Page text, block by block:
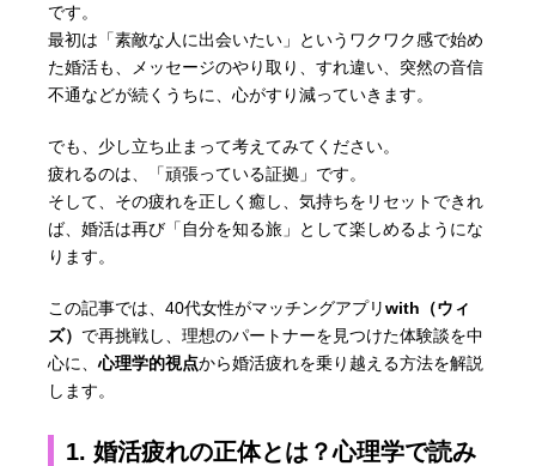
です。
最初は「素敵な人に出会いたい」というワクワク感で始め
た婚活も、メッセージのやり取り、すれ違い、突然の音信
不通などが続くうちに、心がすり減っていきます。
でも、少し立ち止まって考えてみてください。
疲れるのは、「頑張っている証拠」です。
そして、その疲れを正しく癒し、気持ちをリセットできれ
ば、婚活は再び「自分を知る旅」として楽しめるようにな
ります。
この記事では、40代女性がマッチングアプリwith（ウィ
ズ） で再挑戦し、理想のパートナーを見つけた体験談を中
心に、心理学的視点から婚活疲れを乗り越える方法を解説
します。
1. 婚活疲れの正体とは？心理学で読み